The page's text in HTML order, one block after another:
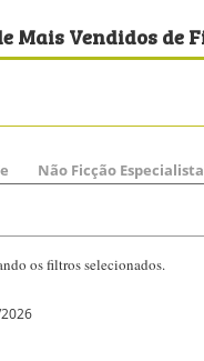
Mais Vendidos de
Não Ficção Especialista
os filtros selecionados.